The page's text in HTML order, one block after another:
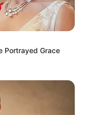
Portrayed Grace